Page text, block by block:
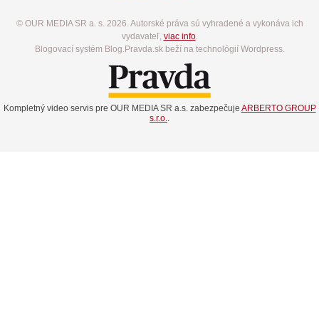
© OUR MEDIA SR a. s. 2026. Autorské práva sú vyhradené a vykonáva ich
vydavateľ, viac info.
Blogovací systém Blog.Pravda.sk beží na technológií Wordpress.
Kompletný video servis pre OUR MEDIA SR a.s. zabezpečuje ARBERTO GROUP
s.r.o.